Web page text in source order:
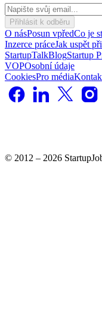
Přihlásit k odběru
O násPosun vpředCo je
Inzerce práceJak uspět
StartupTalkBlogStartup
VOPOsobní údaje
CookiesPro média
© 2012 – 2026